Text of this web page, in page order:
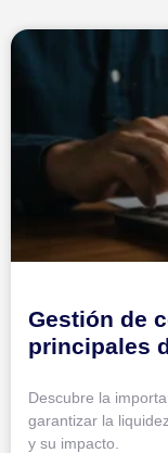
Gestión de
principales
Descubre la
garantizar la
y su impacto.